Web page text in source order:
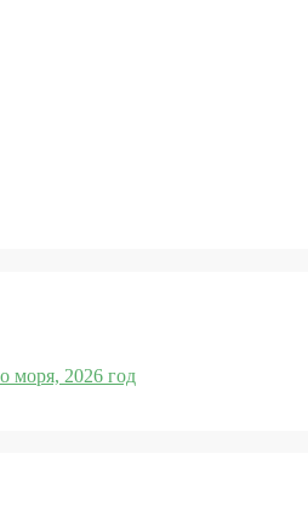
моря, 2026 год